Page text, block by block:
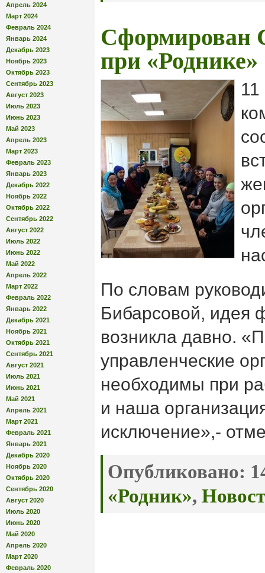
Апрель 2024
Март 2024
Февраль 2024
Январь 2024
Декабрь 2023
Ноябрь 2023
Октябрь 2023
Сентябрь 2023
Август 2023
Июль 2023
Июнь 2023
Май 2023
Апрель 2023
Март 2023
Февраль 2023
Январь 2023
Декабрь 2022
Ноябрь 2022
Октябрь 2022
Сентябрь 2022
Август 2022
Июль 2022
Июнь 2022
Май 2022
Апрель 2022
Март 2022
Февраль 2022
Январь 2022
Декабрь 2021
Ноябрь 2021
Октябрь 2021
Сентябрь 2021
Август 2021
Июль 2021
Июнь 2021
Май 2021
Апрель 2021
Март 2021
Февраль 2021
Январь 2021
Декабрь 2020
Ноябрь 2020
Октябрь 2020
Сентябрь 2020
Август 2020
Июль 2020
Июнь 2020
Май 2020
Апрель 2020
Март 2020
Февраль 2020
Сформирован
при «Роднике»
По словам
Бибарсовой, идея
возникла давно.
управленческие
необходимы при
и наша
исключение»,-
Опубликовано:
«Родник»,